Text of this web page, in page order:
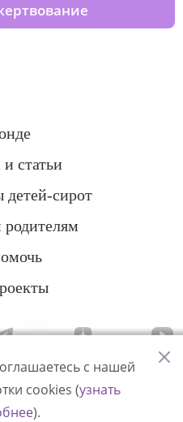
статьи
детей-сирот
с нашей
cookies (узнать
).